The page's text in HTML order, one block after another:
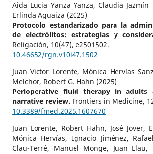
Aida Lucia Yanza Yanza, Claudia Jazmín
Erlinda Aguaiza (2025)
Protocolo estandarizado para la
de electrólitos: estrategias y
Religación, 10(47), e2501502.
10.46652/rgn.v10i47.1502
Juan Victor Lorente, Mónica Hervías
Melchor, Robert G. Hahn (2025)
Perioperative fluid therapy in adults
narrative review. Frontiers in Medicine,
10.3389/fmed.2025.1607670
Juan Lorente, Robert Hahn, José Jover,
Mónica Hervías, Ignacio Jiménez,
Clau-Terré, Manuel Monge, Juan Llau,